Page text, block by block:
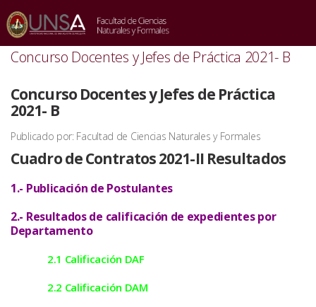
INICIO ACTUALIDAD / CONCURSO DOCENTES Y JEFES DE PRÁCTICA 2021- B
Concurso Docentes y Jefes de Práctica 2021- B
Concurso Docentes y Jefes de Práctica
2021- B
Publicado por: Facultad de Ciencias Naturales y Formales
Cuadro de Contratos 2021-II Resultados
1.- Publicación de Postulantes
2.- Resultados de calificación de expedientes por
Departamento
2.1 Calificación DAF
2.2 Calificación DAM